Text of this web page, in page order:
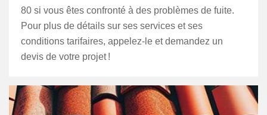
80 si vous êtes confronté à des problèmes de fuite.
Pour plus de détails sur ses services et ses
conditions tarifaires, appelez-le et demandez un
devis de votre projet !